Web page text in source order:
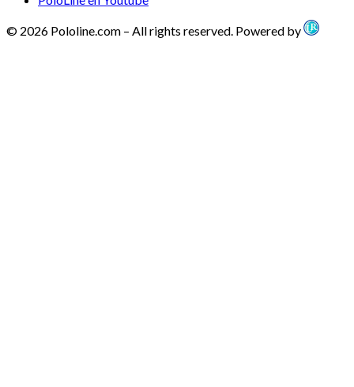
© 2026 Pololine.com – All rights reserved. Powered by